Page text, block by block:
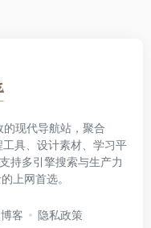
现代导航站，聚合
具、设计素材、学习平
持多引擎搜索与生产力
上网首选。
客 隐私政策